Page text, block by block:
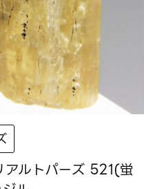
アルトパーズ 521(蛍